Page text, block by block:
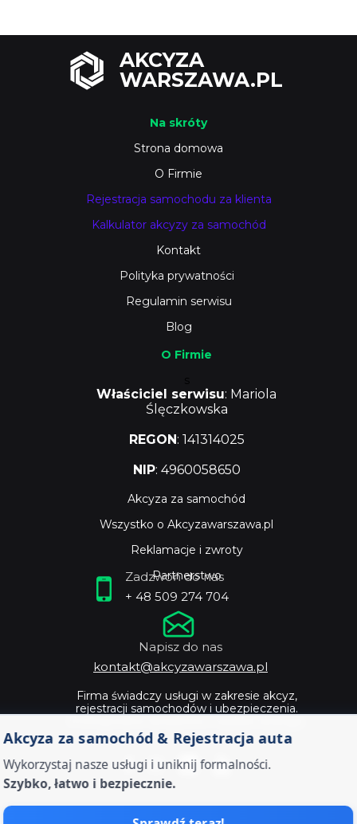
Akcyza za samochód & Rejestracja auta
Wykorzystaj nasze usługi i uniknij formalności.
Szybko, łatwo i bezpiecznie.
AKCYZA
WARSZAWA.PL
Firma świadczy usługi w zakresie akcyz,
rejestracji samochodów i ubezpieczenia.
Zadzwoń do nas
+ 48 509 274 704
Napisz do nas
kontakt@akcyzawarszawa.pl
O Firmie
Właściciel serwisu: Mariola
Ślęczkowska
REGON: 141314025
NIP: 4960058650
Akcyza za samochód
Wszystko o Akcyzawarszawa.pl
Reklamacje i zwroty
Partnerstwo
Na skróty
Strona domowa
O Firmie
Rejestracja samochodu za klienta
Kalkulator akcyzy za samochód
Kontakt
Polityka prywatności
Regulamin serwisu
Blog